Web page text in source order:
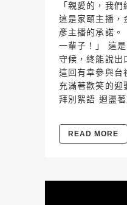
「親愛的，我們
這是家頤主播，
彥主播的承諾。
一輩子！」 這
守候，終能說出
這回有幸參與台
充滿著歡笑的迎
拜別絮語 迴盪
READ MORE